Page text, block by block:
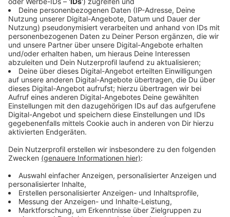
Das Ministerium für Arbeit, Gesundheit und Soziales
des Landes Nordrhein-Westfalen hat ein
Bürgertelefon zur Corona-Schutzimpfung eingerichtet.
Zu erreichen ist die Hotline des Landes unter der
Rufnummer 0211/9119-1001, montags bis freitags
von 8 bis 20 Uhr, samstags und sonntags von 10 bis 18
Uhr. Unterwww.corona-schutzimpfung.deist zudem
ein breites Informationsangebot zu den
bundeseinheitlichen Informationen abrufbar.
Bürgertests
Alle Menschen in Deutschland haben im Rahmen der
verfügbaren Testkapazitäten mindestens einmal pro
Woche Anspruch auf einen kostenlosen Schnelltest,
den sogenannten Bürgertest.